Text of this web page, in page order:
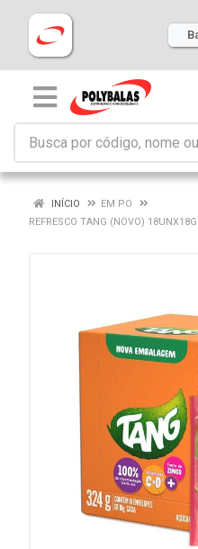
INÍCIO
EM PO
REFRESCO TANG (NOVO)